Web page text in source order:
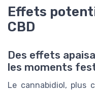
Effets
CBD
Des effets
les moments
Le cannabidiol, plus